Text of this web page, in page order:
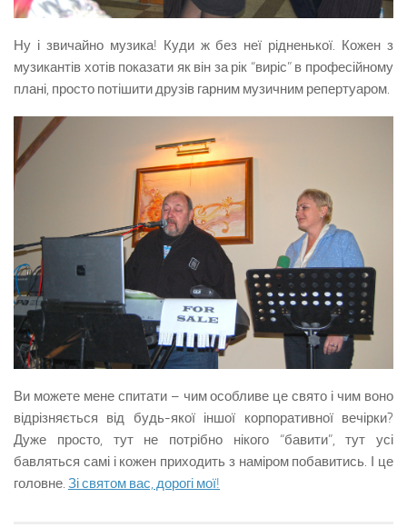
Ну і звичайно музика! Куди ж без неї рідненької. Кожен з
музикантів хотів показати як він за рік “виріс” в професійному
плані, просто потішити друзів гарним музичним репертуаром.
Ви можете мене спитати – чим особливе це свято і чим воно
відрізняється від будь-якої іншої корпоративної вечірки?
Дуже просто, тут не потрібно нікого “бавити”, тут усі
бавляться самі і кожен приходить з наміром побавитись. І це
головне. Зі святом вас, дорогі мої!